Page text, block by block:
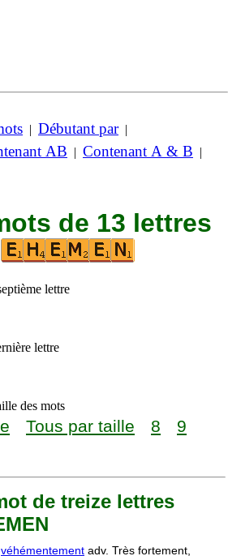
| Débutant par|
AB | Contenant A & B |
de 13 lettres
lettre
lettre
des mots
Tous par taille 8
9
de treize lettres
véhémentement adv. Très fortement,